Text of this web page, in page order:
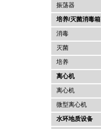
振荡器
培养/灭菌消毒箱
消毒
灭菌
培养
离心机
离心机
微型离心机
水环地质设备